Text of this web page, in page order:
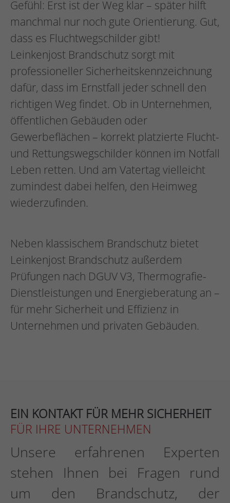
Gefühl: Erst ist der Weg klar – später hilft
manchmal nur noch gute Orientierung. Gut,
dass es Fluchtwegschilder gibt!
Leinkenjost Brandschutz sorgt mit
professioneller Sicherheitskennzeichnung
dafür, dass im Ernstfall jeder schnell den
richtigen Weg findet. Ob in Unternehmen,
öffentlichen Gebäuden oder
Gewerbeflächen – korrekt platzierte Flucht-
und Rettungswegschilder können im Notfall
Leben retten. Und am Vatertag vielleicht
zumindest dabei helfen, den Heimweg
wiederzufinden.
Neben klassischem Brandschutz bietet
Leinkenjost Brandschutz außerdem
Prüfungen nach DGUV V3, Thermografie-
Dienstleistungen und Energieberatung an –
für mehr Sicherheit und Effizienz in
Unternehmen und privaten Gebäuden.
EIN KONTAKT FÜR MEHR SICHERHEIT
FÜR IHRE UNTERNEHMEN
Unsere erfahrenen Experten
stehen Ihnen bei Fragen rund
um den Brandschutz, der